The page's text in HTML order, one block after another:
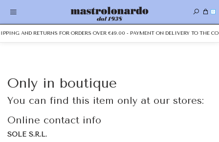
0
AND RETURNS FOR ORDERS OVER €49.00 - PAYMENT ON DELIVERY TO THE
Only in boutique
You can find this item only at our stores:
Online contact info
SOLE S.R.L.